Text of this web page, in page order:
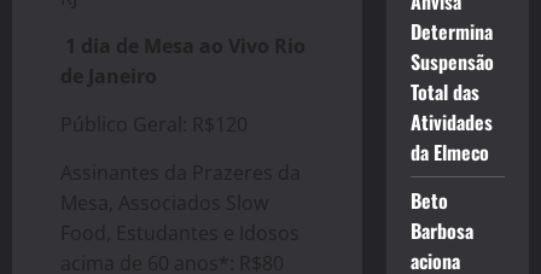
1 dia de Mesa ao Vivo Rio
de Janeiro
Público Geral: R$120
Assinantes da Prazeres da
Mesa, Associados Slow
Food, Estudantes e Idosos
acima de 60 anos*: R$80
Determina
Suspensão
Total das
Atividades
da Elmeco
Beto
Barbosa
aciona